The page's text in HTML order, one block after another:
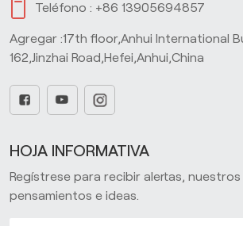
Teléfono : +86 13905694857
Agregar :17th floor,Anhui International
162,Jinzhai Road,Hefei,Anhui,China
HOJA INFORMATIVA
Regístrese para recibir alertas,
pensamientos e ideas.